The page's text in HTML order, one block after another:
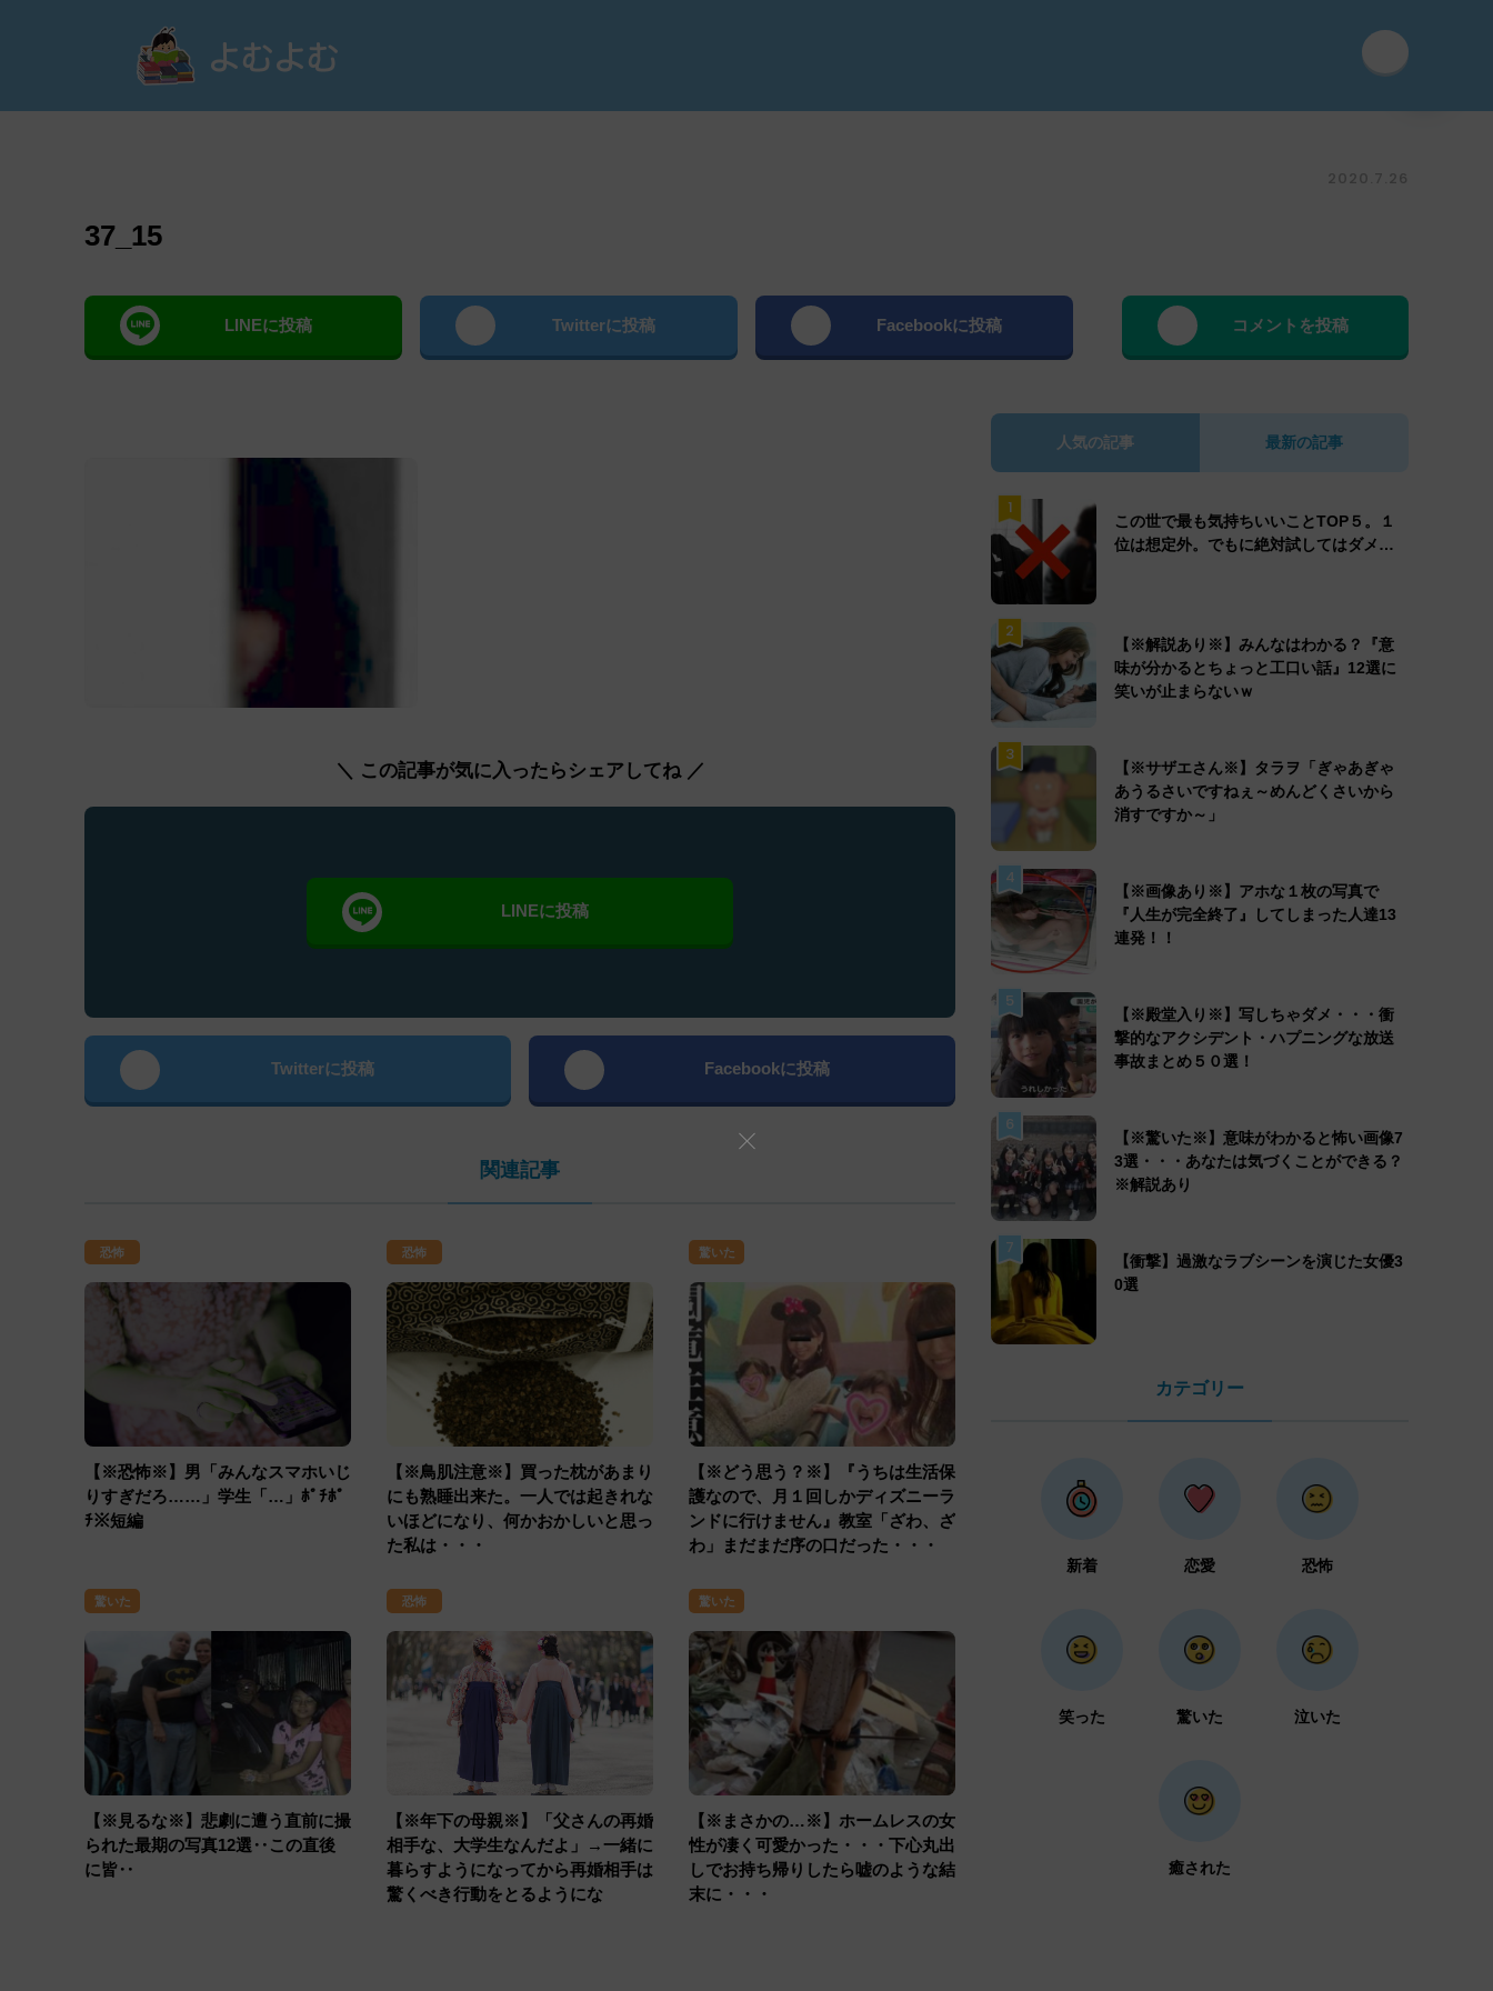
2020.7.26
37_15
LINEに投稿 Twitterに投稿 Facebookに投稿 コメントを投稿
＼ この記事が気に入ったらシェアしてね ／
LINEに投稿
Twitterに投稿 Facebookに投稿
関連記事
恐怖
【※恐怖※】男「みんなスマホいじ
りすぎだろ……」学生「…」ﾎﾟﾁﾎﾟ
ﾁ※短編
恐怖
【※鳥肌注意※】買った枕があまり
にも熟睡出来た。一人では起きれな
いほどになり、何かおかしいと思っ
た私は・・・
驚いた
【※どう思う？※】『うちは生活保
護なので、月１回しかディズニーラ
ンドに行けません』教室「ざわ、ざ
わ」まだまだ序の口だった・・・
驚いた
【※見るな※】悲劇に遭う直前に撮
られた最期の写真12選‥この直後
に皆‥
恐怖
【※年下の母親※】「父さんの再婚
相手な、大学生なんだよ」→一緒に
暮らすようになってから再婚相手は
驚くべき行動をとるようにな
驚いた
【※まさかの…※】ホームレスの女
性が凄く可愛かった・・・下心丸出
しでお持ち帰りしたら嘘のような結
末に・・・
人気の記事 最新の記事
1
この世で最も気持ちいいことTOP５。１
位は想定外。でもに絶対試してはダメ…
2
【※解説あり※】みんなはわかる？『意
味が分かるとちょっと工口い話』12選に
笑いが止まらないｗ
3
【※サザエさん※】タラヲ「ぎゃあぎゃ
あうるさいですねぇ～めんどくさいから
消すですか～」
4
【※画像あり※】アホな１枚の写真で
『人生が完全終了』してしまった人達13
連発！！
5
【※殿堂入り※】写しちゃダメ・・・衝
撃的なアクシデント・ハプニングな放送
事故まとめ５０選！
6
【※驚いた※】意味がわかると怖い画像7
3選・・・あなたは気づくことができる？
※解説あり
7
【衝撃】過激なラブシーンを演じた女優3
0選
カテゴリー
新着 恋愛 恐怖
笑った 驚いた 泣いた
癒された